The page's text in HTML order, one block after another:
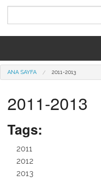
Ana içeriğe atla
ANASAYFA
MODELLER
ÜRÜNLER
ÜYE OL
Buradasınız
ANA SAYFA 2011-2013
2011-2013
Tags:
2011
2012
2013